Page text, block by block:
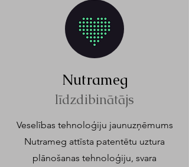
Nutrameg
līdzdibinātājs
Veselības tehnoloģiju jaunuzņēmums
Nutrameg attīsta patentētu uztura
plānošanas tehnoloģiju, svara